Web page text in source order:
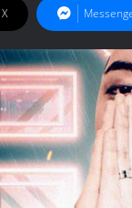
X